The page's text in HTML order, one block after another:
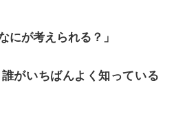
にが考えられる？」
誰がいちばんよく知っている